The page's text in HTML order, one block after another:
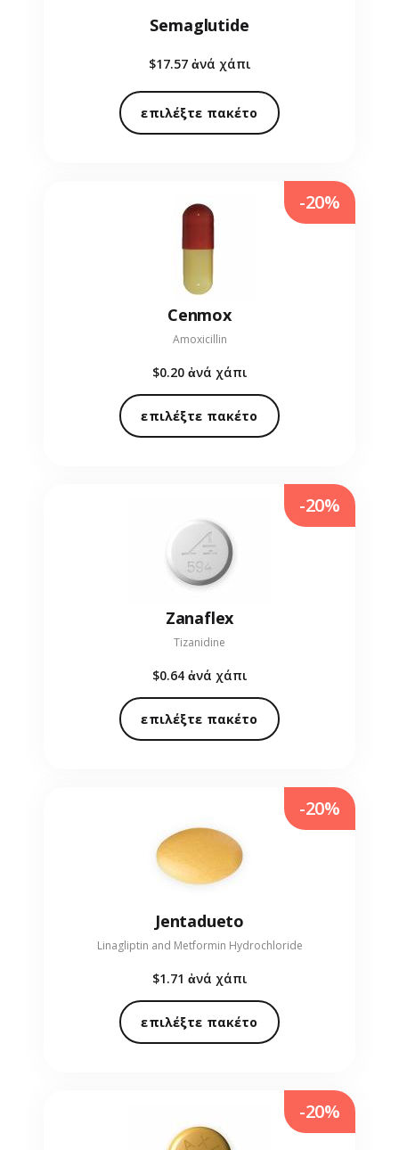
Semaglutide
$17.57 ἀνά χάπι
επιλέξτε πακέτο
Cenmox
Amoxicillin
$0.20 ἀνά χάπι
επιλέξτε πακέτο
-20%
Zanaflex
Tizanidine
$0.64 ἀνά χάπι
επιλέξτε πακέτο
-20%
Jentadueto
Linagliptin and Metformin Hydrochloride
$1.71 ἀνά χάπι
επιλέξτε πακέτο
-20%
-20%